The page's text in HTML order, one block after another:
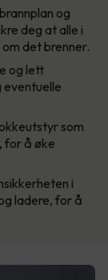
og
deg at alle i
det brenner.
og lett
eventuelle
som
for å øke
i
ladere, for å